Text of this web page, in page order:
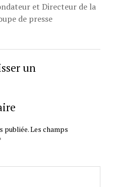
et Directeur de la
de presse
un
publiée.Les champs